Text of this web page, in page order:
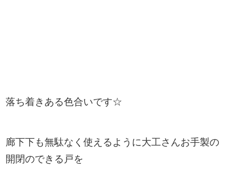
落ち着きある色合いです☆
廊下下も無駄なく使えるように大工さんお手製の
開閉のできる戸を